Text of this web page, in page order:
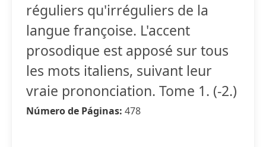
réguliers qu'irréguliers de la
langue françoise. L'accent
prosodique est apposé sur tous
les mots italiens, suivant leur
vraie prononciation. Tome 1. (-2.)
Número de Páginas: 478